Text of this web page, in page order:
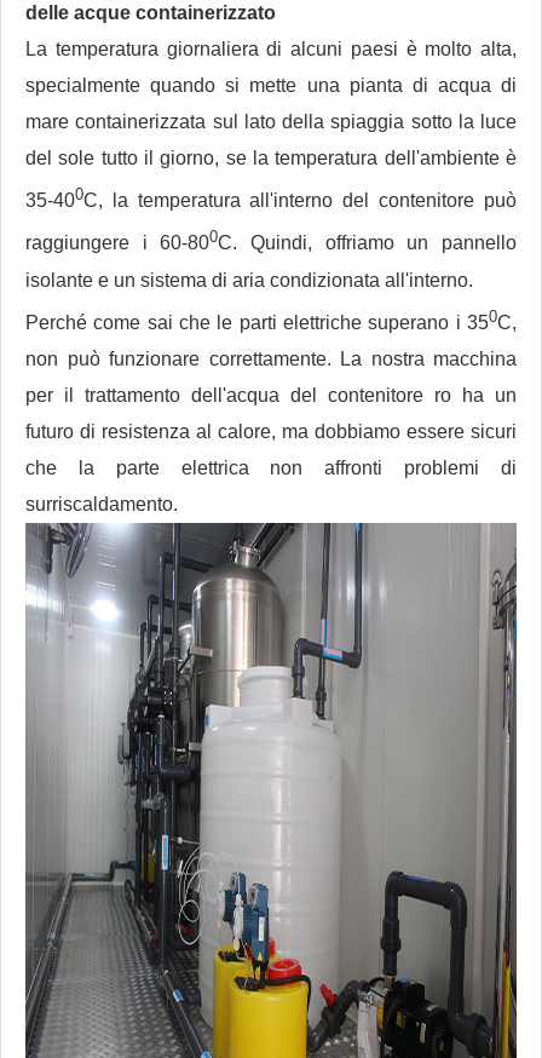
delle acque containerizzato
La temperatura giornaliera di alcuni paesi è molto alta,
specialmente quando si mette una pianta di acqua di
mare containerizzata sul lato della spiaggia sotto la luce
del sole tutto il giorno, se la temperatura dell'ambiente è
35-400C, la temperatura all'interno del contenitore può
raggiungere i 60-800C. Quindi, offriamo un pannello
isolante e un sistema di aria condizionata all'interno.
Perché come sai che le parti elettriche superano i 350C,
non può funzionare correttamente. La nostra macchina
per il trattamento dell'acqua del contenitore ro ha un
futuro di resistenza al calore, ma dobbiamo essere sicuri
che la parte elettrica non affronti problemi di
surriscaldamento.